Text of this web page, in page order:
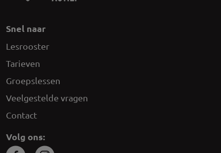
Snel naar
Lesrooster
Tarieven
Groepslessen
Veelgestelde vragen
Contact
Volg ons: